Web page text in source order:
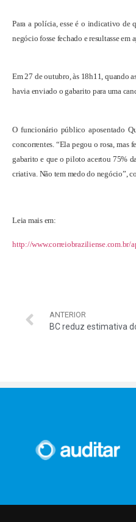
Para a polícia, esse é o indicativo de
negócio fosse fechado e resultasse
Em 27 de outubro, às 18h11, quando
havia enviado o gabarito para uma
O funcionário público aposentado
concorrentes. “Ela pegou o rosa,
gabarito e que o piloto acertou 75%
criativa. Não tem medo do negócio”,
Leia mais em:
http://www.correiobraziliense.com.br/
ANTERIOR
BC reduz estimativa